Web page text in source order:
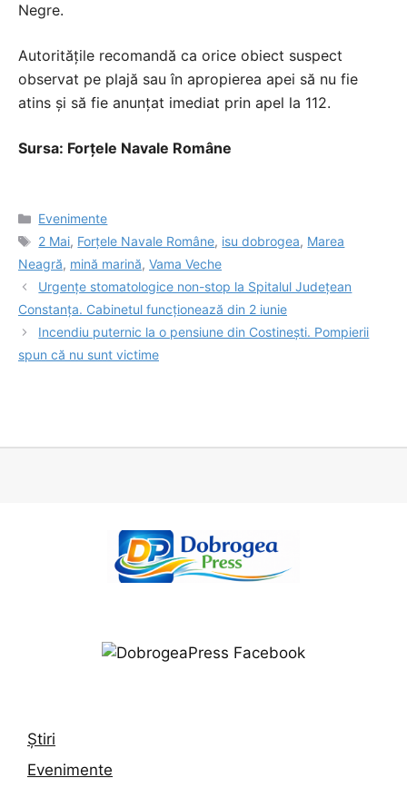
Negre.
Autoritățile recomandă ca orice obiect suspect
observat pe plajă sau în apropierea apei să nu fie
atins și să fie anunțat imediat prin apel la 112.
Sursa: Forțele Navale Române
Categorii
Evenimente
Etichete
2 Mai, Forțele Navale Române, isu dobrogea, Marea
Neagră, mină marină, Vama Veche
Urgențe stomatologice non-stop la Spitalul Județean
Constanța. Cabinetul funcționează din 2 iunie
Incendiu puternic la o pensiune din Costinești. Pompierii
spun că nu sunt victime
Știri
Evenimente